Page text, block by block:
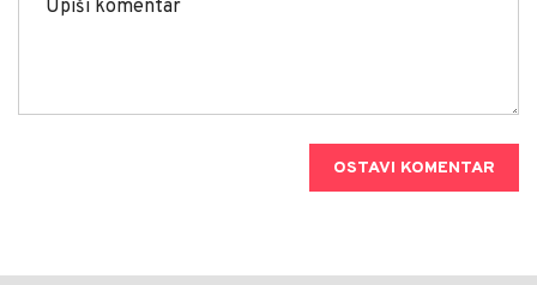
OSTAVI KOMENTAR